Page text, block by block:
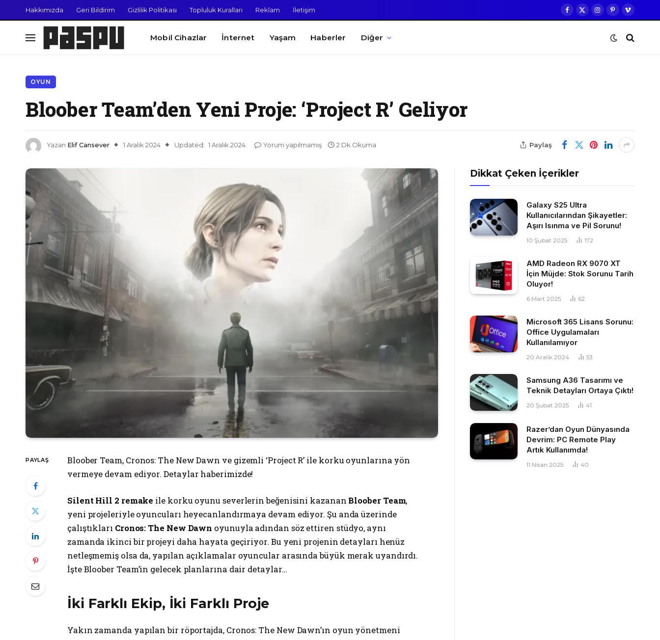
Hakkımızda Geri Bildirim Gizlilik Politikası Topluluk Kuralları Reklam İletişim Facebook
X
Instagram
Pinterest
Vimeo
Mobil Cihazlar İnternet Yaşam Haberler Diğer
OYUN
Bloober Team’den Yeni Proje: ‘Project R’ Geliyor
Yazan Elif Cansever 1 Aralık 2024 Updated: 1 Aralık 2024 Yorum yapılmamış 2 Dk Okuma Paylaş
PAYLAŞ
Bloober Team, Cronos: The New Dawn ve gizemli ‘Project R’ ile korku oyunlarına yön
vermeye devam ediyor. Detaylar haberimizde!
Silent Hill 2 remake ile korku oyunu severlerin beğenisini kazanan Bloober Team,
yeni projeleriyle oyuncuları heyecanlandırmaya devam ediyor. Şu anda üzerinde
çalıştıkları Cronos: The New Dawn oyunuyla adından söz ettiren stüdyo, aynı
zamanda ikinci bir projeyi daha hayata geçiriyor. Bu yeni projenin detayları henüz
netleşmemiş olsa da, yapılan açıklamalar oyuncular arasında büyük merak uyandırdı.
İşte Bloober Team’in gelecek planlarına dair detaylar…
İki Farklı Ekip, İki Farklı Proje
Yakın zamanda yapılan bir röportajda, Cronos: The New Dawn’ın oyun yönetmeni
Dikkat Çeken İçerikler
Galaxy S25 Ultra
Kullanıcılarından Şikayetler:
Aşırı Isınma ve Pil Sorunu!
10 Şubat 2025 172
AMD Radeon RX 9070 XT
İçin Müjde: Stok Sorunu Tarih
Oluyor!
6 Mart 2025 62
Microsoft 365 Lisans Sorunu:
Office Uygulamaları
Kullanılamıyor
20 Aralık 2024 53
Samsung A36 Tasarımı ve
Teknik Detayları Ortaya Çıktı!
20 Şubat 2025 41
Razer’dan Oyun Dünyasında
Devrim: PC Remote Play
Artık Kullanımda!
11 Nisan 2025 40